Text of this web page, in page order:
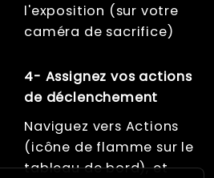
l'exposition (sur votre
caméra de sacrifice)
4- Assignez vos actions
de déclenchement
Naviguez vers Actions
(icône de flamme sur le
tableau de bord), et